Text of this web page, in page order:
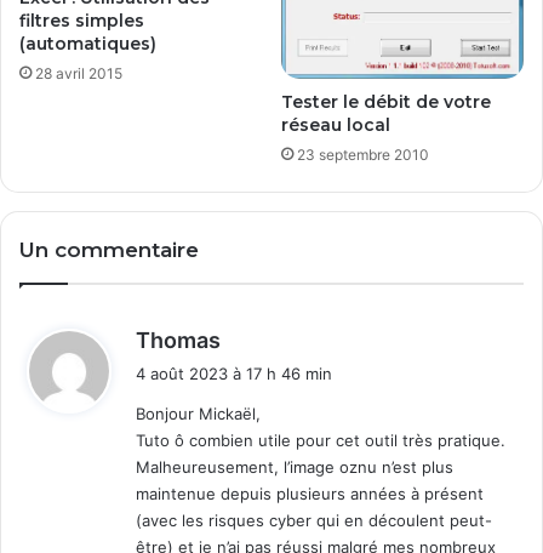
filtres simples
(automatiques)
28 avril 2015
Tester le débit de votre
réseau local
23 septembre 2010
Un commentaire
Thomas
:
4 août 2023 à 17 h 46 min
Bonjour Mickaël,
Tuto ô combien utile pour cet outil très pratique.
Malheureusement, l’image oznu n’est plus
maintenue depuis plusieurs années à présent
(avec les risques cyber qui en découlent peut-
être) et je n’ai pas réussi malgré mes nombreux